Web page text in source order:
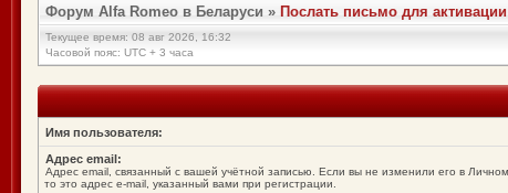
Форум Alfa Romeo в Беларуси » Послать письмо для
Текущее время: 08 авг 2026, 16:32
Часовой пояс: UTC + 3 часа
Имя пользователя:
Адрес email:
Адрес email, связанный с вашей учётной записью. Если вы не изменили его в
то это адрес e-mail, указанный вами при регистрации.